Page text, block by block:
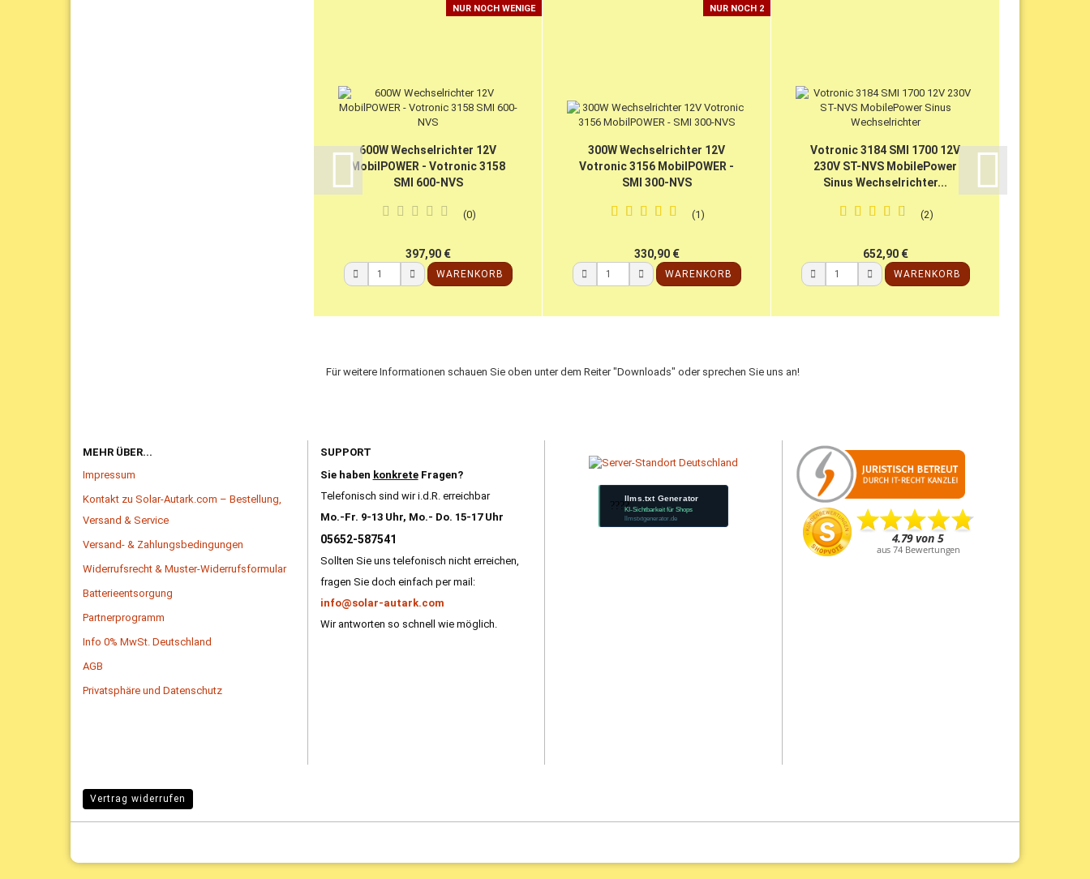
NUR NOCH WENIGE
600W Wechselrichter 12V
MobilPOWER - Votronic 3158
SMI 600-NVS
0
397,90 €
WARENKORB
NUR NOCH 2
300W Wechselrichter 12V
Votronic 3156 MobilPOWER -
SMI 300-NVS
1
330,90 €
WARENKORB
Votronic 3184 SMI 1700 12V
230V ST-NVS MobilePower
Sinus Wechselrichter...
2
652,90 €
WARENKORB
Für weitere Informationen schauen Sie oben unter dem Reiter "Downloads" oder sprechen Sie uns an!
MEHR ÜBER...
Impressum
Kontakt zu Solar-Autark.com – Bestellung,
Versand & Service
Versand- & Zahlungsbedingungen
Widerrufsrecht & Muster-Widerrufsformular
Batterieentsorgung
Partnerprogramm
Info 0% MwSt. Deutschland
AGB
Privatsphäre und Datenschutz
SUPPORT
Sie haben konkreteFragen?
Telefonisch sind wir i.d.R. erreichbar
Mo.-Fr. 9-13 Uhr, Mo.- Do. 15-17 Uhr
05652-587541
Sollten Sie uns telefonisch nicht erreichen,
fragen Sie doch einfach per mail:
info@solar-autark.com
Wir antworten so schnell wie möglich.
????
llms.txt Generator
KI-Sichtbarkeit für Shops
llmstxtgenerator.de
Vertrag widerrufen